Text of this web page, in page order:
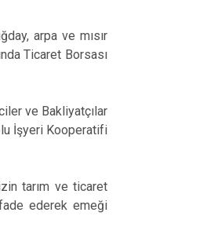
arpa ve mısır
Ticaret Borsası
ve Bakliyatçılar
İşyeri Kooperatifi
tarım ve ticaret
ederek emeği